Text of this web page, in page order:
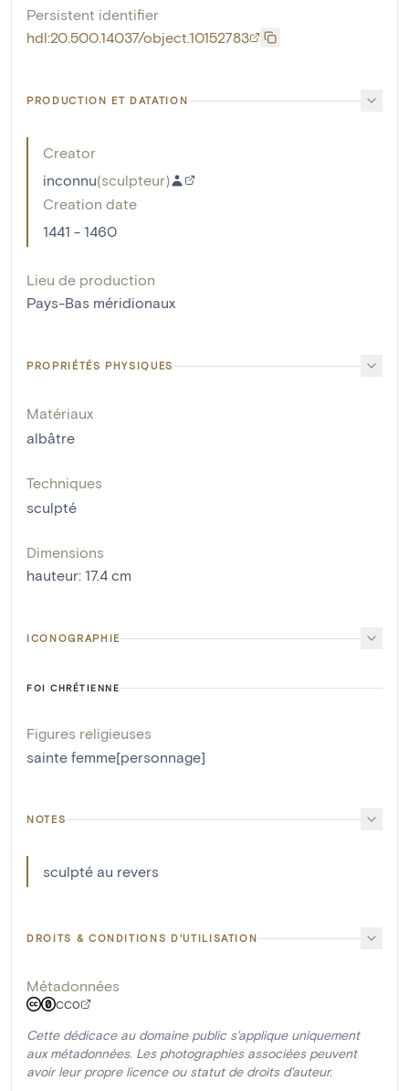
Persistent identifier
hdl:20.500.14037/object.10152783
PRODUCTION ET DATATION
Creator
inconnu(sculpteur)
Creation date
1441 - 1460
Lieu de production
Pays-Bas méridionaux
PROPRIÉTÉS PHYSIQUES
Matériaux
albâtre
Techniques
sculpté
Dimensions
hauteur: 17.4 cm
ICONOGRAPHIE
FOI CHRÉTIENNE
Figures religieuses
sainte femme[personnage]
NOTES
sculpté au revers
DROITS & CONDITIONS D'UTILISATION
Métadonnées
CC0
Cette dédicace au domaine public s'applique uniquement
aux métadonnées. Les photographies associées peuvent
avoir leur propre licence ou statut de droits d'auteur.